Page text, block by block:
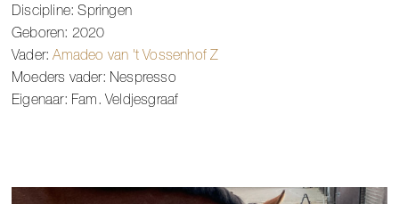
Discipline: Springen
Geboren: 2020
Vader:Amadeo van 't Vossenhof Z
Moeders vader: Nespresso
Eigenaar: Fam. Veldjesgraaf